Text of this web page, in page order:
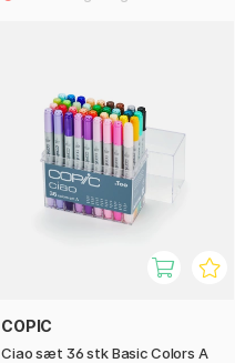
COPIC
Ciao sæt 36 stk Basic Colors A